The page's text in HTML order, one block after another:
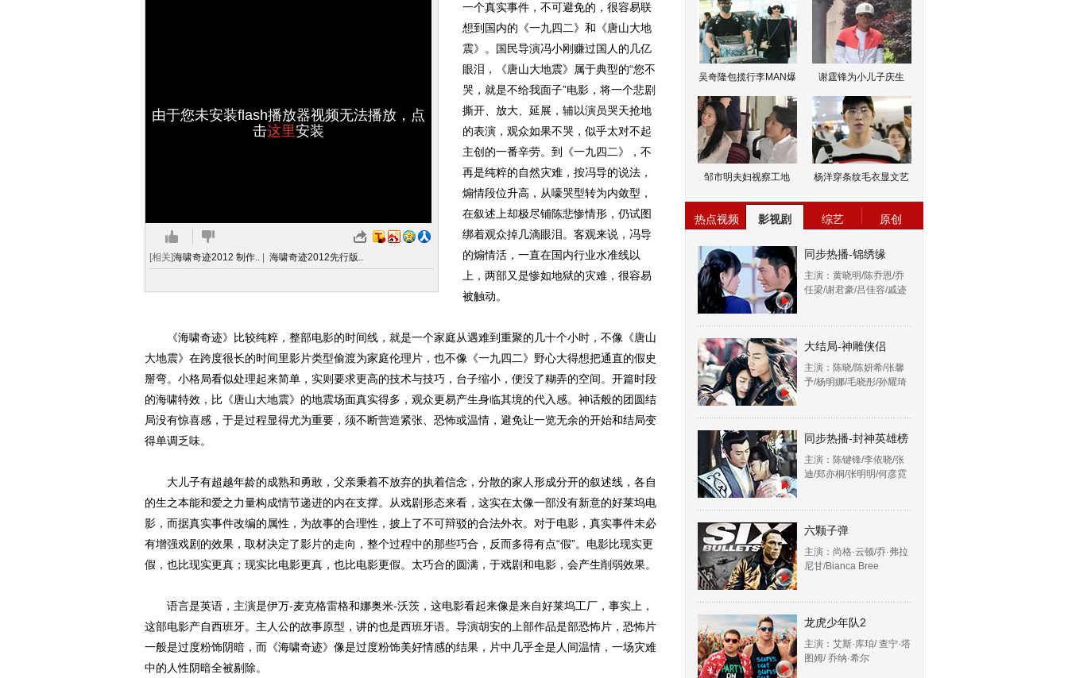
由于您未安装flash播放器视频无法播放，点
击这里安装
[相关]海啸奇迹2012 制作.. 海啸奇迹2012先行版..
一个真实事件，不可避免的，很容易联
想到国内的《一九四二》和《唐山大地
震》。国民导演冯小刚赚过国人的几亿
眼泪，《唐山大地震》属于典型的“您不
哭，就是不给我面子”电影，将一个悲剧
撕开、放大、延展，辅以演员哭天抢地
的表演，观众如果不哭，似乎太对不起
主创的一番辛劳。到《一九四二》，不
再是纯粹的自然灾难，按冯导的说法，
煽情段位升高，从嚎哭型转为内敛型，
在叙述上却极尽铺陈悲惨情形，仍试图
绑着观众掉几滴眼泪。客观来说，冯导
的煽情活，一直在国内行业水准线以
上，两部又是惨如地狱的灾难，很容易
被触动。
《海啸奇迹》比较纯粹，整部电影的时间线，就是一个家庭从遇难到重聚的几十个小时，不像《唐山
大地震》在跨度很长的时间里影片类型偷渡为家庭伦理片，也不像《一九四二》野心大得想把通直的假史
掰弯。小格局看似处理起来简单，实则要求更高的技术与技巧，台子缩小，便没了糊弄的空间。开篇时段
的海啸特效，比《唐山大地震》的地震场面真实得多，观众更易产生身临其境的代入感。神话般的团圆结
局没有惊喜感，于是过程显得尤为重要，须不断营造紧张、恐怖或温情，避免让一览无余的开始和结局变
得单调乏味。
大儿子有超越年龄的成熟和勇敢，父亲秉着不放弃的执着信念，分散的家人形成分开的叙述线，各自
的生之本能和爱之力量构成情节递进的内在支撑。从戏剧形态来看，这实在太像一部没有新意的好莱坞电
影，而据真实事件改编的属性，为故事的合理性，披上了不可辩驳的合法外衣。对于电影，真实事件未必
有增强戏剧的效果，取材决定了影片的走向，整个过程中的那些巧合，反而多得有点“假”。电影比现实更
假，也比现实更真；现实比电影更真，也比电影更假。太巧合的圆满，于戏剧和电影，会产生削弱效果。
语言是英语，主演是伊万-麦克格雷格和娜奥米-沃茨，这电影看起来像是来自好莱坞工厂，事实上，
这部电影产自西班牙。主人公的故事原型，讲的也是西班牙语。导演胡安的上部作品是部恐怖片，恐怖片
一般是过度粉饰阴暗，而《海啸奇迹》像是过度粉饰美好情感的结果，片中几乎全是人间温情，一场灾难
中的人性阴暗全被剔除。
吴奇隆包揽行李MAN爆 谢霆锋为小儿子庆生
邹市明夫妇视察工地 杨洋穿条纹毛衣显文艺
热点视频 影视剧 综艺 原创
同步热播-锦绣缘
主演：黄晓明/陈乔恩/乔
任梁/谢君豪/吕佳容/戚迹
大结局-神雕侠侣
主演：陈晓/陈妍希/张馨
予/杨明娜/毛晓彤/孙耀琦
同步热播-封神英雄榜
主演：陈键锋/李依晓/张
迪/郑亦桐/张明明/何彦霓
六颗子弹
主演：尚格·云顿/乔·弗拉
尼甘/Bianca Bree
龙虎少年队2
主演：艾斯·库珀/ 查宁·塔
图姆/ 乔纳·希尔